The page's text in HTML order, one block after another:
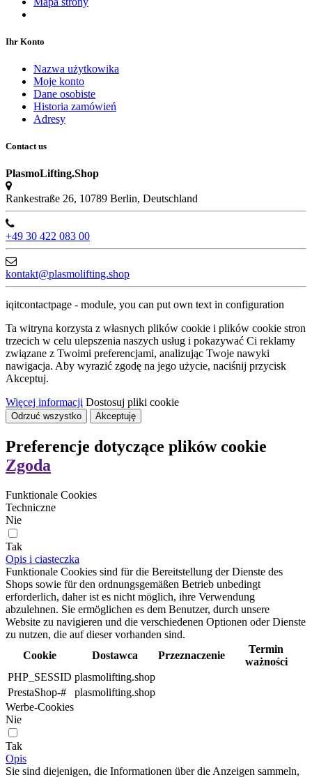
Ihr Konto
Nazwa użytkowika
Moje konto
Dane osobiste
Historia zamówień
Adresy
Contact us
PlasmoLifting.Shop
Rankestraße 26, 10789 Berlin, Deutschland
+49 30 422 083 00
kontakt@plasmolifting.shop
iqitcontactpage - module, you can put own text in configuration
Ta witryna korzysta z własnych plików cookie i plików cookie stron
trzecich w celu ulepszenia naszych usług i pokazywać Ci reklamy
związane z Twoimi preferencjami, analizując Twoje nawyki
nawigacja. Aby wyrazić zgodę na jego użycie, naciśnij przycisk
Akceptuj.
Więcej informacji Dostosuj pliki cookie
Odrzuć wszystko Akceptuję
Preferencje dotyczące plików cookie
Zgoda
Funktionale Cookies
Techniczne
Nie
Tak
Opis i ciasteczka
Funktionale Cookies sind für die Bereitstellung der Dienste des
Shops sowie für den ordnungsgemäßen Betrieb unbedingt
erforderlich, daher ist es nicht möglich, ihre Verwendung
abzulehnen. Sie ermöglichen es dem Benutzer, durch unsere
Website zu navigieren und die verschiedenen Optionen oder Dienste
zu nutzen, die auf dieser vorhanden sind.
Cookie
Dostawca Przeznaczenie
Termin
ważności
PHP_SESSID plasmolifting.shop
PrestaShop-#
plasmolifting.shop
Werbe-Cookies
Nie
Tak
Opis
Sie sind diejenigen, die Informationen über die Anzeigen sammeln,